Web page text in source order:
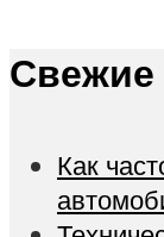
Свежие
Как